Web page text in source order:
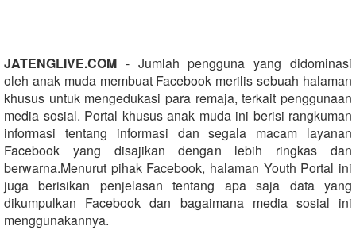
JATENGLIVE.COM - Jumlah pengguna yang didominasi
oleh anak muda membuat Facebook merilis sebuah halaman
khusus untuk mengedukasi para remaja, terkait penggunaan
media sosial. Portal khusus anak muda ini berisi rangkuman
informasi tentang informasi dan segala macam layanan
Facebook yang disajikan dengan lebih ringkas dan
berwarna.Menurut pihak Facebook, halaman Youth Portal ini
juga berisikan penjelasan tentang apa saja data yang
dikumpulkan Facebook dan bagaimana media sosial ini
menggunakannya.